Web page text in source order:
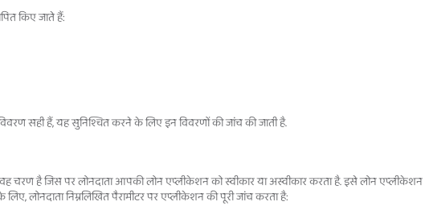
किए जाते हैं:
सही हैं, यह सुनिश्चित करने के लिए इन विवरणों की जांच की जाती है.
चरण है जिस पर लोनदाता आपकी लोन एप्लीकेशन को स्वीकार या अस्वीकार करता है. इसे लोन एप्लीकेशन
लोनदाता निम्नलिखित पैरामीटर पर एप्लीकेशन की पूरी जांच करता है: